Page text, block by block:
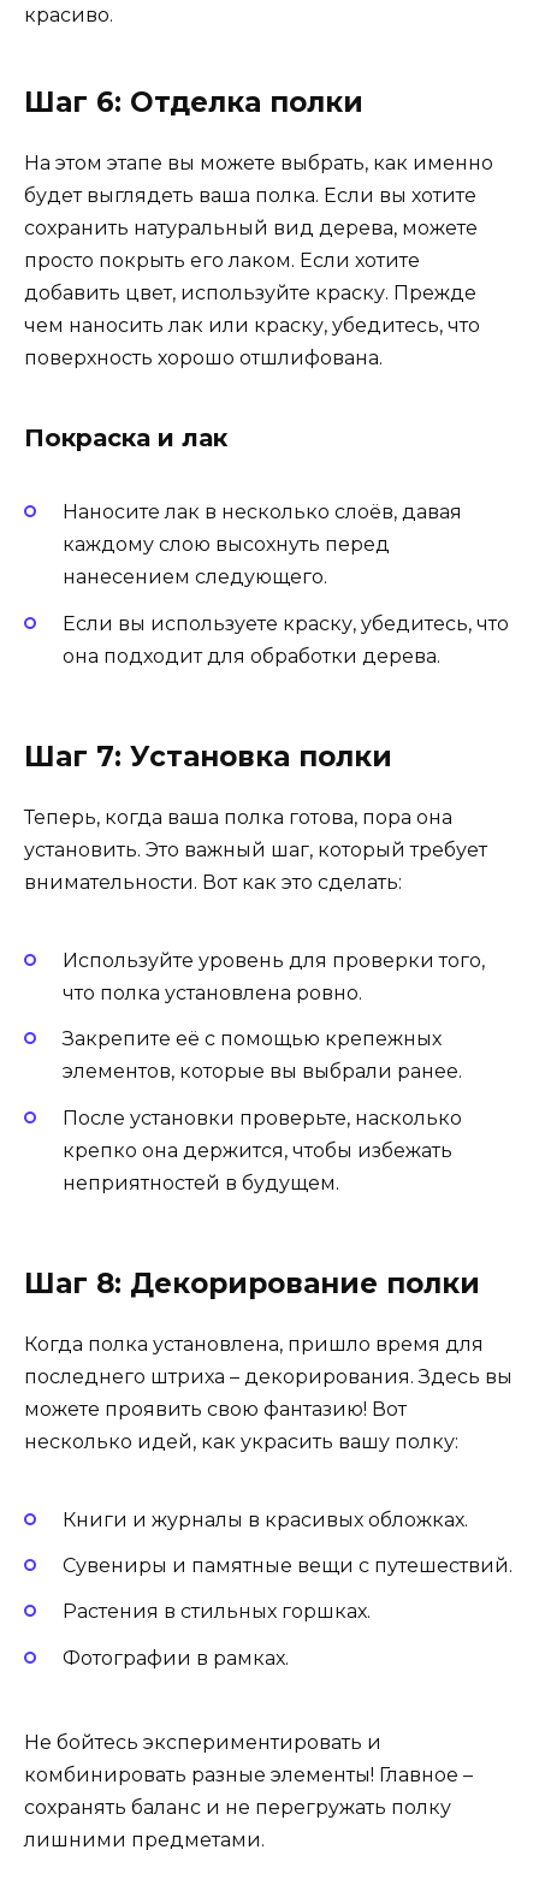
красиво.
Шаг 6: Отделка полки
На этом этапе вы можете выбрать, как именно
будет выглядеть ваша полка. Если вы хотите
сохранить натуральный вид дерева, можете
просто покрыть его лаком. Если хотите
добавить цвет, используйте краску. Прежде
чем наносить лак или краску, убедитесь, что
поверхность хорошо отшлифована.
Покраска и лак
Наносите лак в несколько слоёв, давая
каждому слою высохнуть перед
нанесением следующего.
Если вы используете краску, убедитесь, что
она подходит для обработки дерева.
Шаг 7: Установка полки
Теперь, когда ваша полка готова, пора она
установить. Это важный шаг, который требует
внимательности. Вот как это сделать:
Используйте уровень для проверки того,
что полка установлена ровно.
Закрепите её с помощью крепежных
элементов, которые вы выбрали ранее.
После установки проверьте, насколько
крепко она держится, чтобы избежать
неприятностей в будущем.
Шаг 8: Декорирование полки
Когда полка установлена, пришло время для
последнего штриха – декорирования. Здесь вы
можете проявить свою фантазию! Вот
несколько идей, как украсить вашу полку:
Книги и журналы в красивых обложках.
Сувениры и памятные вещи с путешествий.
Растения в стильных горшках.
Фотографии в рамках.
Не бойтесь экспериментировать и
комбинировать разные элементы! Главное –
сохранять баланс и не перегружать полку
лишними предметами.